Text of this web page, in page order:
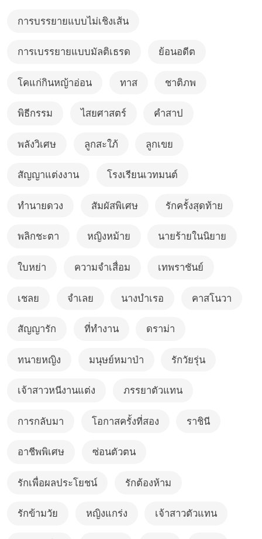
การบรรยายแบบไม่เชิงเส้น
การเบรรยายแบบมัลติเธรด ย้อนอดีต
โคแก่กินหญ้าอ่อน ทาส ชาติภพ
พิธีกรรม ไสยศาสตร์ คำสาป
พลังวิเศษ ลูกสะใภ้ ลูกเขย
สัญญาแต่งงาน โรงเรียนเวทมนต์
ทำนายดวง สัมผัสพิเศษ รักครั้งสุดท้าย
พลิกชะตา หญิงหม้าย นายร้ายในนิยาย
ใบหย่า ความจำเสื่อม เทพราชันย์
เชลย จำเลย นางบำเรอ คาสโนวา
สัญญารัก ที่ทำงาน ดราม่า
ทนายหญิง มนุษย์หมาป่า รักวัยรุ่น
เจ้าสาวหนีงานแต่ง ภรรยาตัวแทน
การกลับมา โอกาสครั้งที่สอง ราชินี
อาชีพพิเศษ ซ่อนตัวตน
รักเพื่อผลประโยชน์ รักต้องห้าม
รักข้ามวัย หญิงแกร่ง เจ้าสาวตัวแทน